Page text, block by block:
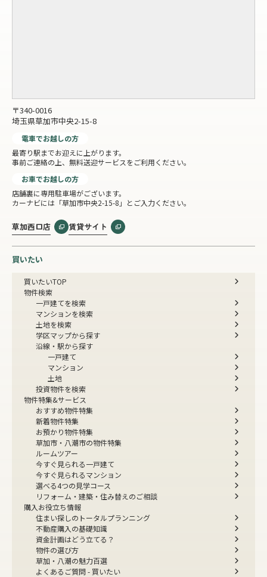
〒340-0016
埼玉県草加市中央2-15-8
電車でお越しの方
最寄り駅までお迎えに上がります。
事前ご連絡の上、無料送迎サービスをご利用ください。
お車でお越しの方
店舗裏に専用駐車場がございます。
カーナビには「草加市中央2-15-8」とご入力ください。
草加西口店 賃貸サイト
買いたい
買いたいTOP
物件検索
一戸建てを検索
マンションを検索
土地を検索
学区マップから探す
沿線・駅から探す
一戸建て
マンション
土地
投資物件を検索
物件特集&サービス
おすすめ物件特集
新着物件特集
お預かり物件特集
草加市・八潮市の物件特集
ルームツアー
今すぐ見られる一戸建て
今すぐ見られるマンション
選べる4つの見学コース
リフォーム・建築・住み替えのご相談
購入お役立ち情報
住まい探しのトータルプランニング
不動産購入の基礎知識
資金計画はどう立てる？
物件の選び方
草加・八潮の魅力百選
よくあるご質問 - 買いたい